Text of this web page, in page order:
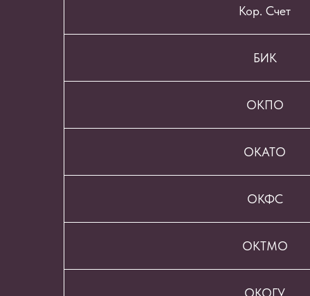
Кор. Счет
БИК
ОКПО
ОКАТО
ОКФС
ОКТМО
ОКОГУ